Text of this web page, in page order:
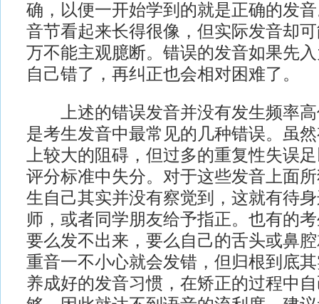
确，以便一开始学到的就是正确的发
音节看起来长得很像，但实际发音却
万不能主观臆断。错误的发音如果先
自己错了，再纠正也会相对困难了。
上述的错误发音并没有发生频率高
是考生发音中最常见的几种错误。虽
上较大的阻碍，但过多的重复性失误
评分标准中失分。对于这些发音上面
生自己其实并没有察觉到，这就有待
师，或者同学朋友给予指正。也有的
要么发不出来，要么自己的舌头或鼻
重音一不小心就会发错，但归根到底
养成好的发音习惯，在矫正的过程中